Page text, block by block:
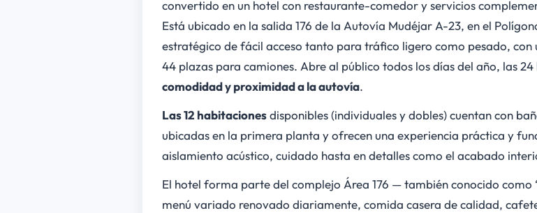
convertido en un hotel con restaurante-comedor y servicios
Está ubicado en la salida 176 de la Autovía Mudéjar A-23, en el
estratégico de fácil acceso tanto para tráfico ligero como pesado,
44 plazas para camiones. Abre al público todos los días del año, las 24
comodidad y proximidad a la autovía.
Las 12 habitacionesdisponibles (individuales y dobles) cuentan con
ubicadas en la primera planta y ofrecen una experiencia práctica y
aislamiento acústico, cuidado hasta en detalles como el acabado
El hotel forma parte del complejo Área 176 — también conocido como
menú variado renovado diariamente, comida casera de calidad,